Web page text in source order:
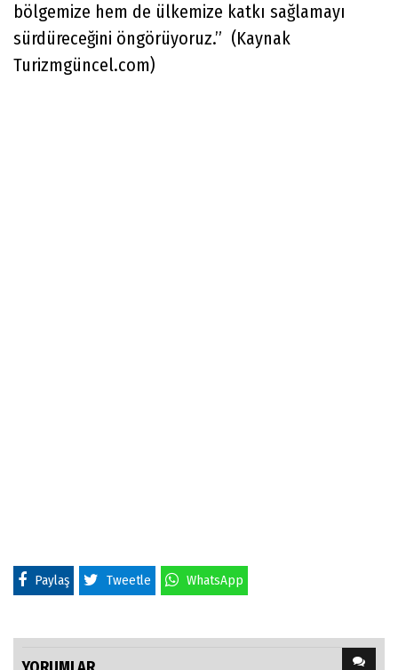
bölgemize hem de ülkemize katkı sağlamayı
sürdüreceğini öngörüyoruz.” (Kaynak
Turizmgüncel.com)
Paylaş Tweetle WhatsApp